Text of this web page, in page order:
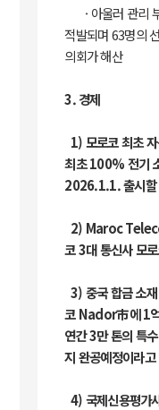
· 아울러 관리
적발되며 63명의
의회가 해산
3. 경제
1) 모로코 최초
최초 100% 전기
2026.1.1. 출시
2) Maroc
코 3대 통신사 모
3) 중국 합금 소
코 Nador市에 1
연간 3만 톤의 특
지 완공예정이라
4) 국제신용평